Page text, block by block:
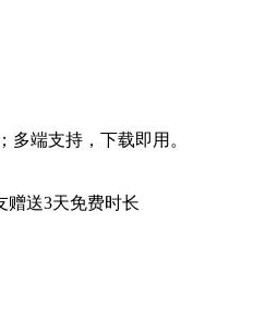
多端支持，下载即用。
赠送3天免费时长